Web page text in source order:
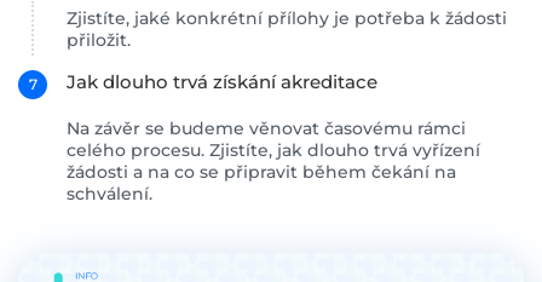
Zjistíte, jaké konkrétní přílohy je potřeba k žádosti
přiložit.
Jak dlouho trvá získání akreditace
Na závěr se budeme věnovat časovému rámci
celého procesu. Zjistíte, jak dlouho trvá vyřízení
žádosti a na co se připravit během čekání na
schválení.